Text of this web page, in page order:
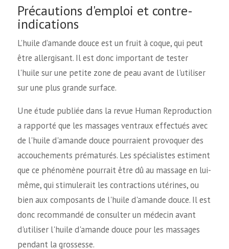
Précautions d'emploi et contre-
indications
L’huile d’amande douce est un fruit à coque, qui peut
être allergisant. Il est donc important de tester
l'huile sur une petite zone de peau avant de l'utiliser
sur une plus grande surface.
Une étude publiée dans la revue Human Reproduction
a rapporté que les massages ventraux effectués avec
de l'huile d'amande douce pourraient provoquer des
accouchements prématurés. Les spécialistes estiment
que ce phénomène pourrait être dû au massage en lui-
même, qui stimulerait les contractions utérines, ou
bien aux composants de l'huile d'amande douce. Il est
donc recommandé de consulter un médecin avant
d'utiliser l'huile d'amande douce pour les massages
pendant la grossesse.